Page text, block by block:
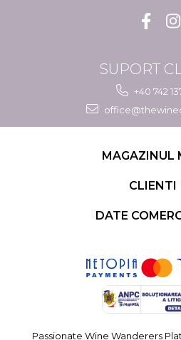
SUPORT
+40 742
MAGAZINUL
CLIENTI
DATE
Passionate Wine Wanderers